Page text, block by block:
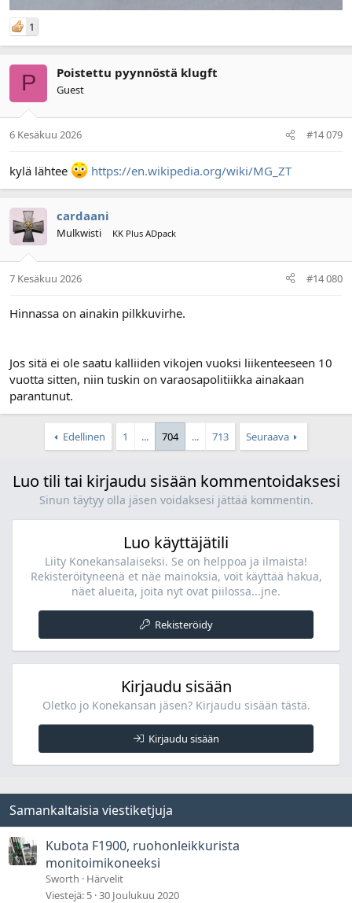
1
P Poistettu pyynnöstä klugft
Guest
6 Kesäkuu 2026 #14 079
kylä lähtee https://en.wikipedia.org/wiki/MG_ZT
cardaani
Mulkwisti KK Plus ADpack
7 Kesäkuu 2026 #14 080
Hinnassa on ainakin pilkkuvirhe.
Jos sitä ei ole saatu kalliiden vikojen vuoksi liikenteeseen 10
vuotta sitten, niin tuskin on varaosapolitiikka ainakaan
parantunut.
Edellinen 1 ... 704 ... 713 Seuraava
Luo tili tai kirjaudu sisään kommentoidaksesi
Sinun täytyy olla jäsen voidaksesi jättää kommentin.
Luo käyttäjätili
Liity Konekansalaiseksi. Se on helppoa ja ilmaista!
Rekisteröityneenä et näe mainoksia, voit käyttää hakua,
näet alueita, joita nyt ovat piilossa...jne.
Rekisteröidy
Kirjaudu sisään
Oletko jo Konekansan jäsen? Kirjaudu sisään tästä.
Kirjaudu sisään
Samankaltaisia viestiketjuja
Kubota F1900, ruohonleikkurista
monitoimikoneeksi
Sworth
Härvelit
Viestejä 5 30 Joulukuu 2020